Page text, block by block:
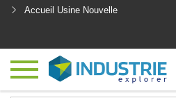
Accueil Usine Nouvelle